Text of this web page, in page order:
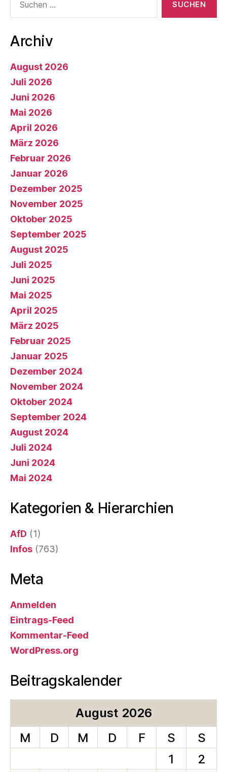
nach:
Archiv
August 2026
Juli 2026
Juni 2026
Mai 2026
April 2026
März 2026
Februar 2026
Januar 2026
Dezember 2025
November 2025
Oktober 2025
September 2025
August 2025
Juli 2025
Juni 2025
Mai 2025
April 2025
März 2025
Februar 2025
Januar 2025
Dezember 2024
November 2024
Oktober 2024
September 2024
August 2024
Juli 2024
Juni 2024
Mai 2024
Kategorien & Hierarchien
AfD (1)
Infos (763)
Meta
Anmelden
Eintrags-Feed
Kommentar-Feed
WordPress.org
Beitragskalender
August 2026
M
D M D F S
S
1
2